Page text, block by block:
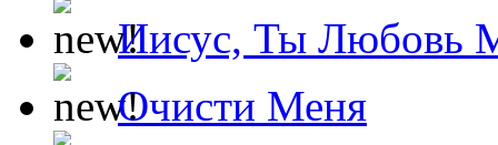
Иисус, Ты Любовь
Очисти Меня